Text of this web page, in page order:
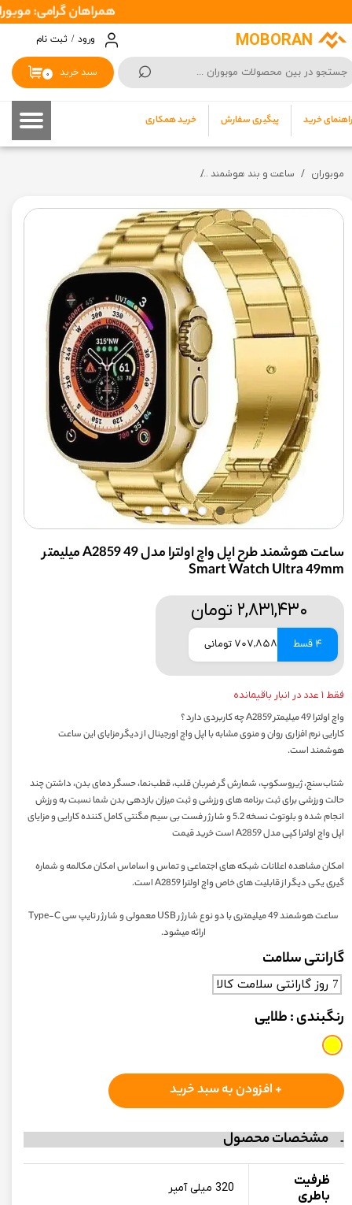
MOBORAN
⌕ ۰ سبد خرید
راهنمای خرید پیگیری سفارش خرید همکاری
ورود / ثبت نام
حساب کاربری من
تغییر گذر واژه
خروج از حساب کاربری
همراهان گرامی: موبوران سفارشات شما را در اسرع وقت ( 1
موبوران ساعت و بند هوشمند
ساعت هوشمند طرح اپل واچ اولترا مدل A2859 49 میلیمتر
Smart Watch Ultra 49mm
۲,۸۳۱,۴۳۰ تومان
4 قسط 707,858 تومانی
فقط ۱ عدد در انبار باقیمانده
واچ اولترا 49 میلیمتر A2859 چه کاربردی دارد ؟
کارایی نرم افزاری روان و منوی مشابه با اپل واچ اورجینال از دیگر مزایای این ساعت
هوشمند است.
شتاب‌سنج، ژیروسکوپ، شمارش گر ضربان قلب، قطب‌نما، حسگر دمای بدن، داشتن چند
حالت ورزشی برای ثبت برنامه های ورزشی و ثبت میزان بازدهی بدن شما نسبت به ورزش
انجام شده و بلوتوث نسخه 5.2 و شارژر فست بی سیم مگنتی کامل کننده کارایی و مزایای
اپل واچ اولترا کپی مدل A2859 است خرید قیمت
امکان مشاهده اعلانات شبکه های اجتماعی و تماس و اس‎ام‎اس امکان مکالمه و شماره
گیری یکی دیگر از قابلیت های خاص واچ اولترا A2859 است.
ساعت هوشمند 49 میلیمتری با دو نوع شارژر USB معمولی و شارژر تایپ سی Type-C
ارائه میشود.
گارانتی سلامت
7 روز گارانتی سلامت کالا
رنگبندی: طلایی
+ افزودن به سبد خرید
مشخصات محصول
ظرفیت
باطری
320 میلی آمپر